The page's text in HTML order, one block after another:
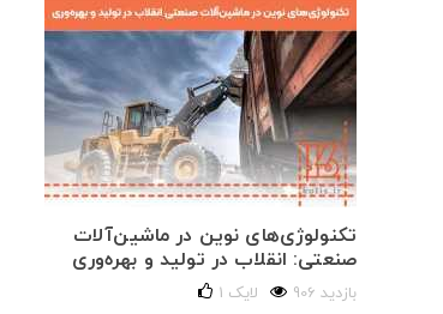
تکنولوژی‌های نوین در ماشین‌آلات
صنعتی: انقلاب در تولید و بهره‌وری
906 بازدید 1 لایک